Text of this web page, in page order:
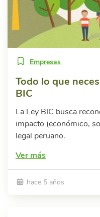
Empresas
Todo lo que
BIC
La Ley BIC busca
impacto (económico,
legal peruano.
Ver más
hace 5 años